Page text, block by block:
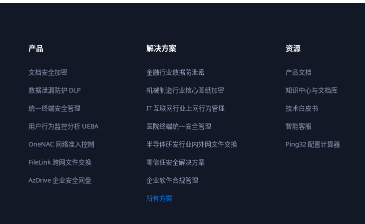
产品
文档安全加密
数据泄漏防护 DLP
统一终端安全管理
用户行为监控分析 UEBA
OneNAC 网络准入控制
FileLink 跨网文件交换
AzDrive 企业安全网盘
解决方案
金融行业数据防泄密
机械制造行业核心图纸加密
IT 互联网行业上网行为管理
医院终端统一安全管理
半导体研发行业内外网文件交换
零信任安全解决方案
企业软件合规管理
所有方案
资源
产品文档
知识中心与文档库
技术白皮书
智能客服
Ping32 配置计算器